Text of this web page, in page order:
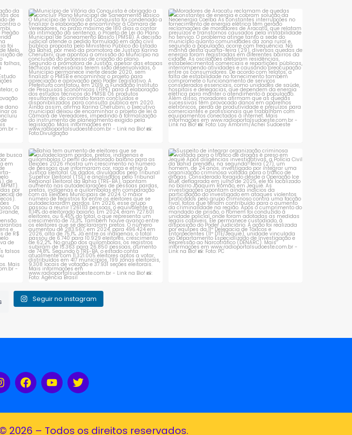
homem, de 20
prefeito de Urandi,
Barbosa do Carmo, em
de Município de Vitória da Conquista é
obrigado a...
1 0
Moradores de Aracatu reclamam de
quedas constantes...
1 0
dois Bahia tem aumento de eleitores que se
autodeclaram...
1 0
Suspeito de integrar organização criminosa
voltada...
1 0
Seguir no instagram
2026 – Todos os direitos reservados.